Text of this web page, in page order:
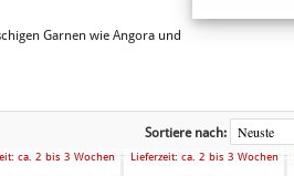
Garnen wie Angora und
Sortiere nach:
ca. 2 bis 3 Wochen Lieferzeit: ca. 2 bis 3 Wochen